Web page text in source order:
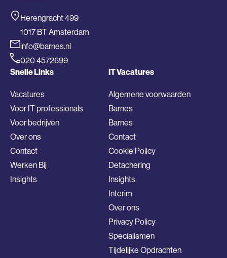
Herengracht 499
1017 BT Amsterdam
info@barnes.nl
020 4572699
Snelle Links
Vacatures
Voor IT professionals
Voor bedrijven
Over ons
Contact
Werken Bij
Insights
IT Vacatures
Algemene voorwaarden
Barnes
Barnes
Contact
Cookie Policy
Detachering
Insights
Interim
Over ons
Privacy Policy
Specialismen
Tijdelijke Opdrachten